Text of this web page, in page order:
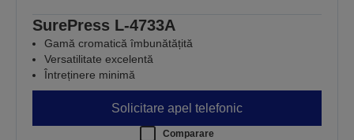
SurePress L-4733A
Gamă cromatică îmbunătățită
Versatilitate excelentă
Întreținere minimă
Solicitare apel telefonic
Comparare